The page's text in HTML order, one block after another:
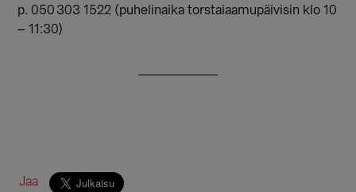
p. 050 303 1522 (puhelinaika torstaiaamupäivisin klo 10
– 11:30)
Jaa